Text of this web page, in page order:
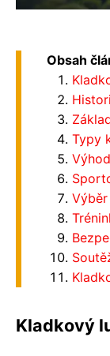
Obsah
Typy
Kladkový